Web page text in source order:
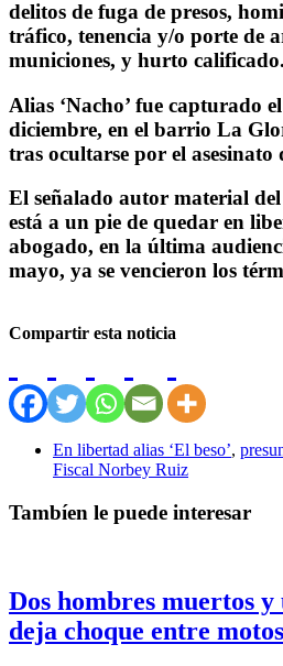
delitos de fuga de presos,
tráfico, tenencia y/o porte de
municiones, y hurto calificado.
Alias ‘Nacho’ fue capturado
diciembre, en el barrio La
tras ocultarse por el
El señalado autor material
está a un pie de quedar en
abogado, en la última
mayo, ya se vencieron los
Compartir esta noticia
En libertad alias ‘El beso’,
Fiscal Norbey Ruiz
Tambíen le puede interesar
Dos hombres muertos
deja choque entre